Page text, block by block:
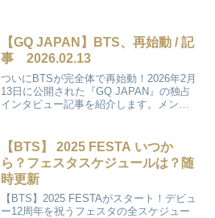
【GQ JAPAN】BTS、再始動 / 記
事 2026.02.13
ついにBTSが完全体で再始動！2026年2月
13日に公開された『GQ JAPAN』の独占
インタビュー記事を紹介します。メンバ
み返したい方も、こちらから公式リンク
をチェック！
【BTS】 2025 FESTA いつか
ら？フェスタスケジュールは？随
時更新
【BTS】2025 FESTAがスタート！デビュ
ー12周年を祝うフェスタの全スケジュー